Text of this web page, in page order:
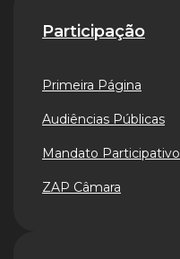
Participação
Primeira Página
Audiências Públicas
Mandato Participativo
ZAP Câmara